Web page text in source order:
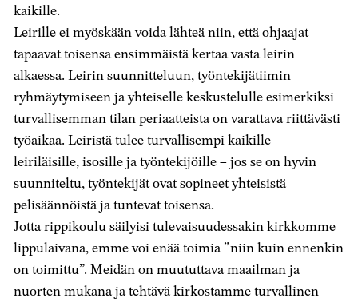
kaikille.
Leirille ei myöskään voida lähteä niin, että ohjaajat
tapaavat toisensa ensimmäistä kertaa vasta leirin
alkaessa. Leirin suunnitteluun, työntekijätiimin
ryhmäytymiseen ja yhteiselle keskustelulle esimerkiksi
turvallisemman tilan periaatteista on varattava riittävästi
työaikaa. Leiristä tulee turvallisempi kaikille –
leiriläisille, isosille ja työntekijöille – jos se on hyvin
suunniteltu, työntekijät ovat sopineet yhteisistä
pelisäännöistä ja tuntevat toisensa.
Jotta rippikoulu säilyisi tulevaisuudessakin kirkkomme
lippulaivana, emme voi enää toimia ”niin kuin ennenkin
on toimittu”. Meidän on muututtava maailman ja
nuorten mukana ja tehtävä kirkostamme turvallinen